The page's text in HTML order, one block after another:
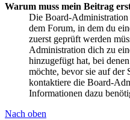
Warum muss mein Beitrag
Die Board-Administration
dem Forum, in dem du
zuerst geprüft werden
Administration dich zu
hinzugefügt hat, bei
möchte, bevor sie auf der
kontaktiere die Board-
Informationen dazu
Nach oben